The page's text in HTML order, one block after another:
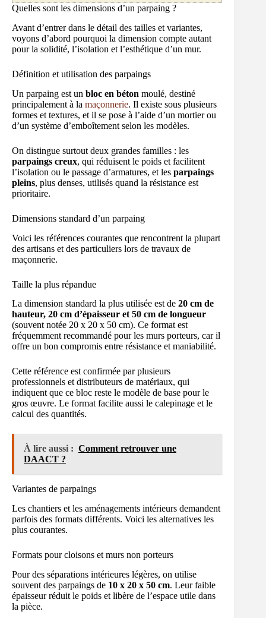
Quelles sont les dimensions d’un parpaing ?
Avant d’entrer dans le détail des tailles et variantes,
voyons d’abord pourquoi la dimension compte autant
pour la solidité, l’isolation et l’esthétique d’un mur.
Définition et utilisation des parpaings
Un parpaing est un bloc en béton moulé, destiné
principalement à la maçonnerie. Il existe sous plusieurs
formes et textures, et il se pose à l’aide d’un mortier ou
d’un système d’emboîtement selon les modèles.
On distingue surtout deux grandes familles : les
parpaings creux, qui réduisent le poids et facilitent
l’isolation ou le passage d’armatures, et les parpaings
pleins, plus denses, utilisés quand la résistance est
prioritaire.
Dimensions standard d’un parpaing
Voici les références courantes que rencontrent la plupart
des artisans et des particuliers lors de travaux de
maçonnerie.
Taille la plus répandue
La dimension standard la plus utilisée est de 20 cm de
hauteur, 20 cm d’épaisseur et 50 cm de longueur
(souvent notée 20 x 20 x 50 cm). Ce format est
fréquemment recommandé pour les murs porteurs, car il
offre un bon compromis entre résistance et maniabilité.
Cette référence est confirmée par plusieurs
professionnels et distributeurs de matériaux, qui
indiquent que ce bloc reste le modèle de base pour le
gros œuvre. Le format facilite aussi le calepinage et le
calcul des quantités.
À lire aussi : Comment retrouver une
DAACT ?
Variantes de parpaings
Les chantiers et les aménagements intérieurs demandent
parfois des formats différents. Voici les alternatives les
plus courantes.
Formats pour cloisons et murs non porteurs
Pour des séparations intérieures légères, on utilise
souvent des parpaings de 10 x 20 x 50 cm. Leur faible
épaisseur réduit le poids et libère de l’espace utile dans
la pièce.